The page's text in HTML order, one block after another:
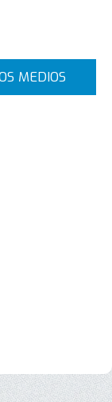
MEDIOS